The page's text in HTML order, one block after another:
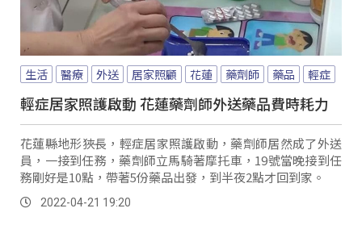
生活 醫療 外送 居家照顧 花蓮 藥劑師 藥品 輕症
輕症居家照護啟動 花蓮藥劑師外送藥品費時耗力
花蓮縣地形狹長，輕症居家照護啟動，藥劑師居然成了外送
員，一接到任務，藥劑師立馬騎著摩托車，19號當晚接到任
務剛好是10點，帶著5份藥品出發，到半夜2點才回到家。
2022-04-21 19:20